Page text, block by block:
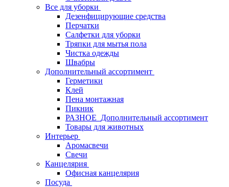
Все для уборки
Дезенфицирующие средства
Перчатки
Салфетки для уборки
Тряпки для мытья пола
Чистка одежды
Швабры
Дополнительный ассортимент
Герметики
Клей
Пена монтажная
Пикник
РАЗНОЕ_Дополнительный ассортимент
Товары для животных
Интерьер
Аромасвечи
Свечи
Канцелярия
Офисная канцелярия
Посуда